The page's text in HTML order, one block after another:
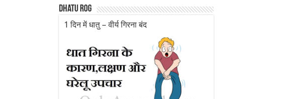
Dhatu rog
1 दिन में धातु – वीर्य गिरना बंद